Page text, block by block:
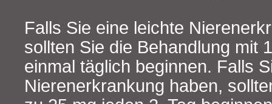
Falls Sie eine leichte
sollten Sie die Behandlung mit
einmal täglich beginnen. Falls
Nierenerkrankung haben,